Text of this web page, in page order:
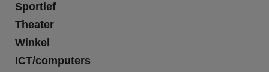
Sportief
Theater
Winkel
ICT/computers